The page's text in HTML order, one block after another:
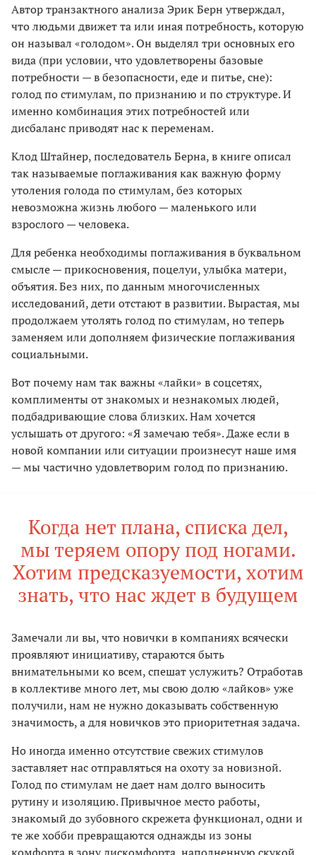
Автор транзактного анализа Эрик Берн утверждал,
что людьми движет та или иная потребность, которую
он называл «голодом». Он выделял три основных его
вида (при условии, что удовлетворены базовые
потребности — в безопасности, еде и питье, сне):
голод по стимулам, по признанию и по структуре. И
именно комбинация этих потребностей или
дисбаланс приводят нас к переменам.
Клод Штайнер, последователь Берна, в книге описал
так называемые поглаживания как важную форму
утоления голода по стимулам, без которых
невозможна жизнь любого — маленького или
взрослого — человека.
Для ребенка необходимы поглаживания в буквальном
смысле — прикосновения, поцелуи, улыбка матери,
объятия. Без них, по данным многочисленных
исследований, дети отстают в развитии. Вырастая, мы
продолжаем утолять голод по стимулам, но теперь
заменяем или дополняем физические поглаживания
социальными.
Вот почему нам так важны «лайки» в соцсетях,
комплименты от знакомых и незнакомых людей,
подбадривающие слова близких. Нам хочется
услышать от другого: «Я замечаю тебя». Даже если в
новой компании или ситуации произнесут наше имя
— мы частично удовлетворим голод по признанию.
Когда нет плана, списка дел,
мы теряем опору под ногами.
Хотим предсказуемости, хотим
знать, что нас ждет в будущем
Замечали ли вы, что новички в компаниях всячески
проявляют инициативу, стараются быть
внимательными ко всем, спешат услужить? Отработав
в коллективе много лет, мы свою долю «лайков» уже
получили, нам не нужно доказывать собственную
значимость, а для новичков это приоритетная задача.
Но иногда именно отсутствие свежих стимулов
заставляет нас отправляться на охоту за новизной.
Голод по стимулам не дает нам долго выносить
рутину и изоляцию. Привычное место работы,
знакомый до зубовного скрежета функционал, одни и
те же хобби превращаются однажды из зоны